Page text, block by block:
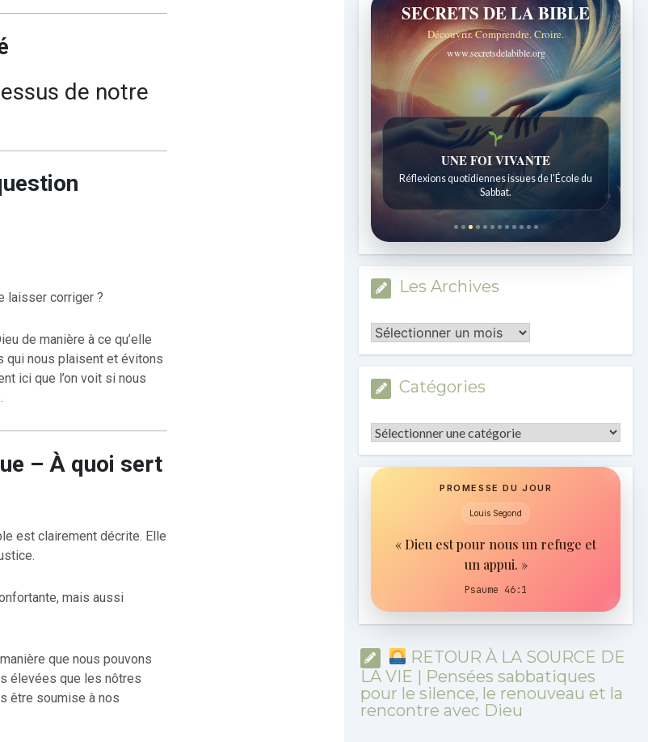
de notre
laisser corriger ?
de manière à ce qu’elle
qui nous plaisent et évitons
ici que l’on voit si nous
– À quoi sert
est clairement décrite. Elle
mais aussi
que nous pouvons
élevées que les nôtres
être soumise à nos
SECRETS DE LA BIBLE
Découvrir. Comprendre. Croire.
www.secretsdelabible.org
UNE FOI VIVANTE
Réflexions quotidiennes issues de l'École du
Sabbat.
Les Archives
Les
Archives
Catégories
Catégories
PROMESSE DU JOUR
Louis Segond
« Dieu est pour nous un refuge et
un appui. »
Psaume 46:1
RETOUR À LA SOURCE DE
LA VIE | Pensées sabbatiques
pour le silence, le renouveau et la
rencontre avec Dieu